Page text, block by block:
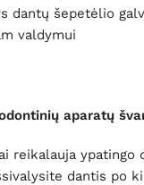
dantų šepetėlio
valdymui
aparatų
reikalauja ypatingo
dantis po